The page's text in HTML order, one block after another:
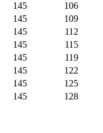
145
106
145
109
145
112
145
115
145
119
145
122
145
125
145
128